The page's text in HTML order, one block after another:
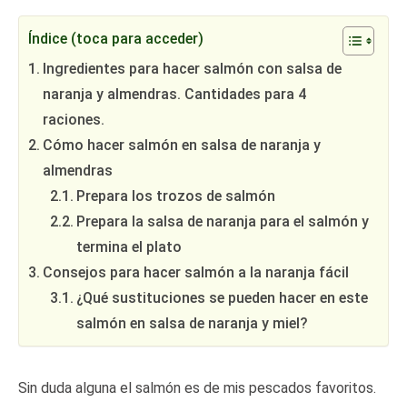
Índice (toca para acceder)
Ingredientes para hacer salmón con salsa de
naranja y almendras. Cantidades para 4
raciones.
Cómo hacer salmón en salsa de naranja y
almendras
Prepara los trozos de salmón
Prepara la salsa de naranja para el salmón y
termina el plato
Consejos para hacer salmón a la naranja fácil
¿Qué sustituciones se pueden hacer en este
salmón en salsa de naranja y miel?
Sin duda alguna el salmón es de mis pescados favoritos.